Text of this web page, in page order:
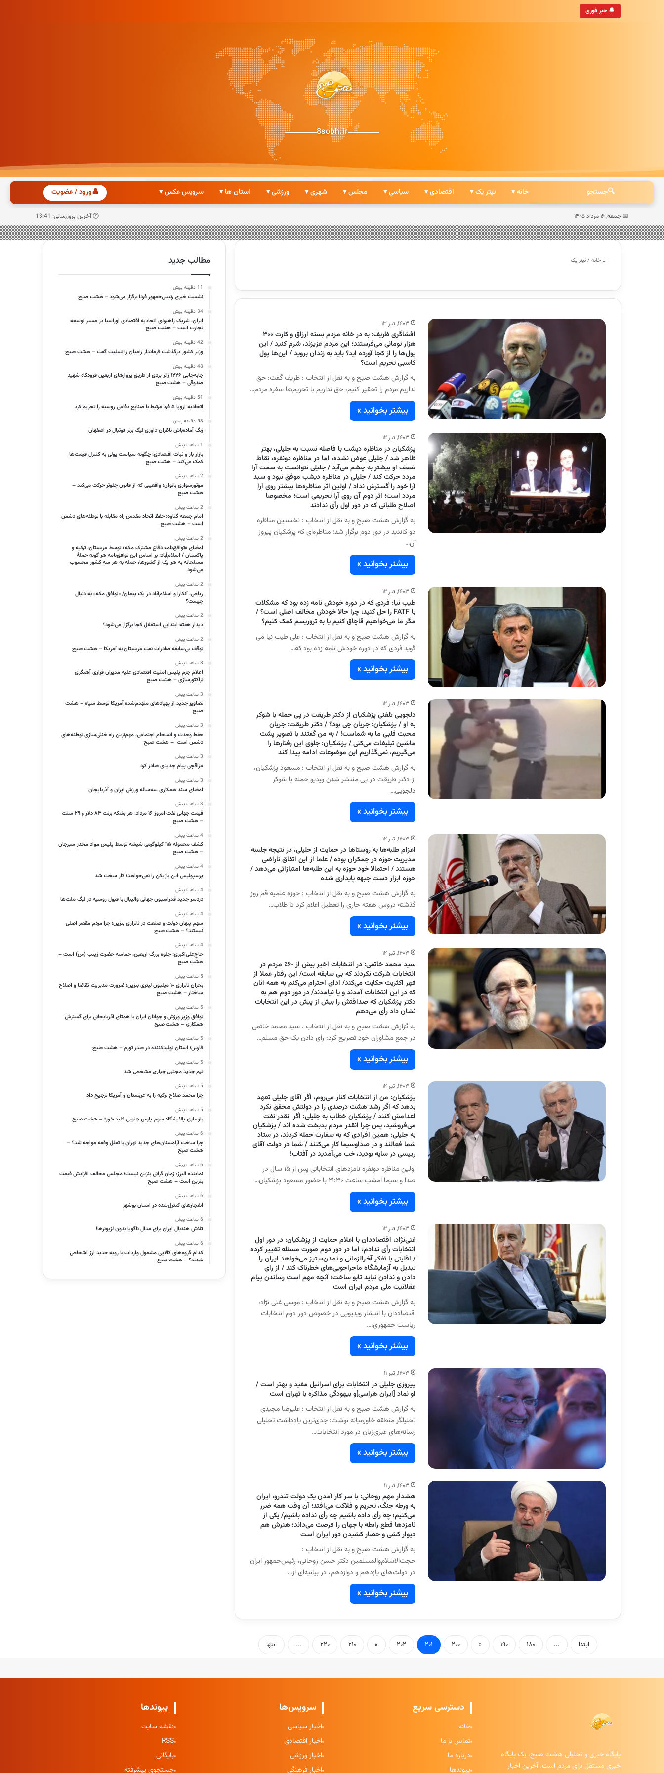
🔔 خبر فوری
• به‌روزترین خبرگزاری ایرانی
8sobh.ir
🔍جستجو خانه ▾ تیتر یک ▾ اقتصادی ▾ سیاسی ▾ مجلس ▾ شهری ▾ ورزشی ▾ استان ها ▾ سرویس عکس ▾ 👤ورود / عضویت
📅 جمعه, ۱۶ مرداد ۱۴۰۵ 🕐 آخرین بروزرسانی: 13:41
خانه /تیتر یک
۱۴۰۳, تیر ۱۳
افشاگری ظریف: به در خانه مردم بسته ارزاق و کارت ۳۰۰
هزار تومانی می‌فرستند؛ این مردم عزیزند، شرم کنید / این
پول‌ها را از کجا آورده اید؟ باید به زندان بروید / این‌ها پول
کاسبی تحریم است؟
به گزارش هشت صبح و به نقل از انتخاب : ظریف گفت: حق
نداریم مردم را تحقیر کنیم، حق نداریم با تحریم‌ها سفره مردم…
بیشتر بخوانید »
۱۴۰۳, تیر ۱۲
پزشکیان در مناظره دیشب با فاصله نسبت به جلیلی، بهتر
ظاهر شد / جلیلی عوض نشده، اما در مناظره دونفره، نقاط
ضعف او بیشتر به چشم می‌آید / جلیلی نتوانست به سمت آرا
مردد حرکت کند / جلیلی در مناظره دیشب موفق نبود و سبد
آرا خود را گسترش نداد / اولین اثر مناظره‌ها بیشتر روی آرا
مردد است؛ اثر دوم آن روی آرا تحریمی است؛ مخصوصا
اصلاح طلبانی که در دور اول رأی ندادند
به گزارش هشت صبح و به نقل از انتخاب : نخستین مناظره
دو کاندید در دور دوم برگزار شد؛ مناظره‌ای که پزشکیان پیروز
آن…
بیشتر بخوانید »
۱۴۰۳, تیر ۱۲
طیب نیا: فردی که در دوره خودش نامه زده بود که مشکلات
با FATF را حل کنید، چرا حالا خودش مخالف اصلی است؟ /
مگر ما می‌خواهیم قاچاق کنیم یا به تروریسم کمک کنیم؟
به گزارش هشت صبح و به نقل از انتخاب : علی طیب نیا می
گوید فردی که در دوره خودش نامه زده بود که…
بیشتر بخوانید »
۱۴۰۳, تیر ۱۲
دلجویی تلفنی پزشکیان از دکتر طریقت در پی حمله با شوکر
به او / پزشکیان: جریان چی بود؟ / دکتر طریقت: جریان
محبت قلبی ما به شماست! / به من گفتند با تصویر پشت
ماشین تبلیغات می‌کنی / پزشکیان: جلوی این رفتار‌ها را
می‌گیریم، نمی‌گذاریم این موضوعات ادامه پیدا کند
به گزارش هشت صبح و به نقل از انتخاب : مسعود پزشکیان،
از دکتر طریقت در پی منتشر شدن ویدیو حمله با شوکر
دلجویی…
بیشتر بخوانید »
۱۴۰۳, تیر ۱۲
اعزام طلبه‌ها به روستا‌ها در حمایت از جلیلی، در نتیجه جلسه
مدیریت حوزه در جمکران بوده / علما از این اتفاق ناراضی
هستند / احتمالا خود حوزه به این طلبه‌ها امتیازاتی می‌دهد /
حوزه ابزار دست جبهه پایداری شده
به گزارش هشت صبح و به نقل از انتخاب : حوزه علمیه قم روز
گذشته دروس هفته جاری را تعطیل اعلام کرد تا طلاب…
بیشتر بخوانید »
۱۴۰۳, تیر ۱۲
سید محمد خاتمی: در انتخابات اخیر بیش از ۶٠٪‏ مردم در
انتخابات شرکت نکردند که بی سابقه است/ این رفتار عملا از
قهر اکثریت حکایت می‌کند/ ادای احترام می‌کنم به همه آنان
که در این انتخابات آمدند و یا نیامدند/ در دور دوم هم به
دکتر پزشکیان که صداقتش را بیش از پیش در این انتخابات
نشان داد رأی می‌دهم
به گزارش هشت صبح و به نقل از انتخاب : سید محمد خاتمی
در جمع مشاوران خود تصریح کرد: رأی دادن یک حق مسلم…
بیشتر بخوانید »
۱۴۰۳, تیر ۱۲
پزشکیان: من از انتخابات کنار می‌روم، اگر آقای جلیلی تعهد
بدهد که اگر رشد هشت درصدی را در دولتش محقق نکرد
اعدامش کنند / پزشکیان خطاب به جلیلی: اگر انقدر نفت
می‌فروشید، پس چرا انقدر مردم بدبخت شده اند / پزشکیان
به جلیلی: همین افرادی که به سفارت حمله کردند، در ستاد
شما فعالند و در صداوسیما کار می‌کنند / شما در دولت آقای
رییسی در سایه بودید، خب می‌آمدید در آفتاب!
اولین مناظره دونفره نامزدهای انتخاباتی پس از ۱۵ سال در
صدا و سیما امشب ساعت ۲۱:۳۰ با حضور مسعود پزشکیان…
بیشتر بخوانید »
۱۴۰۳, تیر ۱۲
غنی‌نژاد، اقتصاددان با اعلام حمایت از پزشکیان: در دور اول
انتخابات رأی ندادم، اما در دور دوم صورت مسئله تغییر کرده
/ اقلیتی با تفکر آخرالزمانی و تمدن‌ستیز می‌خواهد ایران را
تبدیل به آزمایشگاه ماجراجویی‌های خطرناک کند / از رای
دادن و ندادن نباید تابو ساخت؛ آنچه مهم است رساندن پیام
عقلانیت ملی مردم ایران است
به گزارش هشت صبح و به نقل از انتخاب : موسی غنی نژاد،
اقتصاددان با انتشار ویدیویی در خصوص دور دوم انتخابات
ریاست جمهوری،…
بیشتر بخوانید »
۱۴۰۳, تیر ۱۱
پیروزی جلیلی در انتخابات برای اسرائیل مفید و بهتر است /
او نماد [ایران هراسی]و بیهودگی مذاکره با تهران است
به گزارش هشت صبح و به نقل از انتخاب : علیرضا مجیدی
تحلیلگر منطقه خاورمیانه نوشت: جدی‌ترین یادداشت تحلیلی
رسانه‌های عبری‌زبان در مورد انتخابات…
بیشتر بخوانید »
۱۴۰۳, تیر ۱۱
هشدار مهم روحانی: با سر کار آمدن یک دولت تندرو، ایران
به ورطه جنگ، تحریم و فلاکت می‌افتد؛ آن وقت همه ضرر
می‌کنیم؛ چه رأی داده باشیم چه رأی نداده باشیم/ یکی از
نامزد‌ها قطع رابطه با جهان را فرصت می‌داند؛ هنرش هم
دیوار کشی و حصار کشیدن دور ایران است
به گزارش هشت صبح و به نقل از انتخاب :
حجت‌الاسلام‌والمسلمین دکتر حسن روحانی، رئیس‌جمهور ایران
در دولت‌های یازدهم و دوازدهم، در بیانیه‌ای از…
بیشتر بخوانید »
ابتدا ... ۱۸۰ ۱۹۰ « ۲۰۰ ۲۰۱ ۲۰۲ » ۲۱۰ ۲۲۰ ... انتها
مطالب جدید
11 دقیقه پیش
نشست خبری رئیس‌جمهور فردا برگزار می‌شود – هشت صبح
34 دقیقه پیش
ایران، شریک راهبردی اتحادیه اقتصادی اوراسیا در مسیر توسعه
تجارت است – هشت صبح
42 دقیقه پیش
وزیر کشور درگذشت فرماندار رامیان را تسلیت گفت – هشت صبح
48 دقیقه پیش
جابه‌جایی ۱۲۲۶ زائر یزدی از طریق پروازهای اربعین فرودگاه شهید
صدوقی – هشت صبح
51 دقیقه پیش
اتحادیه اروپا ۵ فرد مرتبط با صنایع دفاعی روسیه را تحریم کرد
53 دقیقه پیش
زنگ آماده‌باش ناظران داوری لیگ برتر فوتبال در اصفهان
1 ساعت پیش
بازار باز و ثبات اقتصادی؛ چگونه سیاست پولی به کنترل قیمت‌ها
کمک می‌کند – هشت صبح
2 ساعت پیش
موتورسواری بانوان؛ واقعیتی که از قانون جلوتر حرکت می‌کند –
هشت صبح
2 ساعت پیش
امام جمعه گناوه: حفظ اتحاد مقدس راه مقابله با توطئه‌های دشمن
است – هشت صبح
2 ساعت پیش
امضای «توافق‌نامه دفاع مشترک مکه» توسط عربستان، ترکیه و
پاکستان / اسلام‌آباد: بر اساس این توافق‌نامه هر گونه حملهٔ
مسلحانه به هر یک از کشورها، حمله به هر سه کشور محسوب
می‌شود
2 ساعت پیش
ریاض، آنکارا و اسلام‌آباد در یک پیمان/ «توافق مکه» به دنبال
چیست؟
2 ساعت پیش
دیدار هفته ابتدایی استقلال کجا برگزار می‌شود؟
2 ساعت پیش
توقف بی‌سابقه صادرات نفت عربستان به آمریکا – هشت صبح
3 ساعت پیش
اعلام جرم پلیس امنیت اقتصادی علیه مدیران فراری آهنگری
تراکتورسازی – هشت صبح
3 ساعت پیش
تصاویر جدید از پهپادهای منهدم‌شده آمریکا توسط سپاه – هشت
صبح
3 ساعت پیش
حفظ وحدت و انسجام اجتماعی، مهم‌ترین راه خنثی‌سازی توطئه‌های
دشمن است – هشت صبح
3 ساعت پیش
عراقچی پیام جدیدی صادر کرد
3 ساعت پیش
امضای سند همکاری سه‌ساله ورزش ایران و آذربایجان
3 ساعت پیش
قیمت جهانی نفت امروز ۱۶ مرداد؛ هر بشکه برنت ۸۳ دلار و ۲۹ سنت
– هشت صبح
4 ساعت پیش
کشف محموله ۱۱۵ کیلوگرمی شیشه توسط پلیس مواد مخدر سیرجان
– هشت صبح
4 ساعت پیش
پرسپولیس این بازیکن را نمی‌خواهد؛ کار سخت شد
4 ساعت پیش
دردسر جدید فدراسیون جهانی والیبال با قبول روسیه در لیگ ملت‌ها
4 ساعت پیش
سهم پنهان دولت و صنعت در ناترازی بنزین؛ چرا مردم مقصر اصلی
نیستند؟ – هشت صبح
4 ساعت پیش
حاج‌علی‌اکبری: جلوه بزرگ اربعین، حماسه حضرت زینب (س) است –
هشت صبح
5 ساعت پیش
بحران ناترازی ۱۰ میلیون لیتری بنزین؛ ضرورت مدیریت تقاضا و اصلاح
ساختار – هشت صبح
5 ساعت پیش
توافق وزیر ورزش و جوانان ایران با همتای آذربایجانی برای گسترش
همکاری – هشت صبح
5 ساعت پیش
فارس؛ استان تولیدکننده در صدر تورم – هشت صبح
5 ساعت پیش
تیم جدید مجتبی جباری مشخص شد
5 ساعت پیش
چرا محمد صلاح ترکیه را به عربستان و آمریکا ترجیح داد
5 ساعت پیش
بازسازی پالایشگاه سوم پارس جنوبی کلید خورد – هشت صبح
6 ساعت پیش
چرا ساخت آرامستان‌های جدید تهران با تعلل وقفه مواجه شد؟ –
هشت صبح
6 ساعت پیش
نماینده البرز: زمان گرانی بنزین نیست؛ مجلس مخالف افزایش قیمت
بنزین است – هشت صبح
6 ساعت پیش
انفجارهای کنترل‌شده در استان بوشهر
6 ساعت پیش
تلاش هندبال ایران برای مدال ناگویا بدون لژیونرها!
6 ساعت پیش
کدام گروه‌های کالایی مشمول واردات با رویه جدید ارز اشخاص
شدند؟ – هشت صبح
پایگاه خبری و تحلیلی هشت صبح، یک پایگاه
خبری مستقل برای مردم است. آخرین اخبار
دسترسی سریع
خانه
تماس با ما
درباره ما
پیوندها
سرویس‌ها
اخبار سیاسی
اخبار اقتصادی
اخبار ورزشی
اخبار فرهنگی
پیوندها
نقشه سایت
RSS
بایگانی
جستجوی پیشرفته